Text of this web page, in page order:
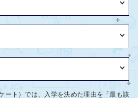
ート）では、入学を決めた理由を「最も該